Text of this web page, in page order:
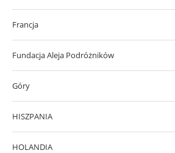
Francja
Fundacja Aleja Podróżników
Góry
HISZPANIA
HOLANDIA